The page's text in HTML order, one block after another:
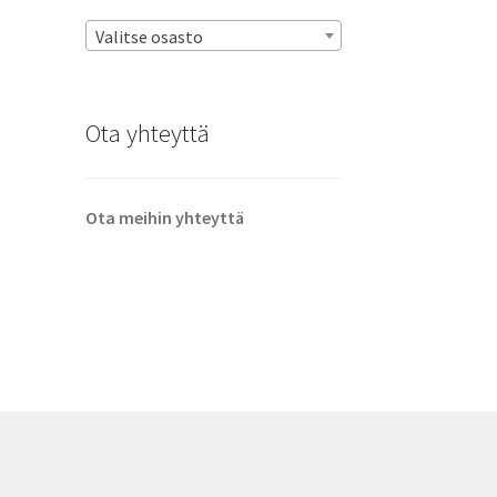
Valitse osasto
Ota yhteyttä
Ota meihin yhteyttä